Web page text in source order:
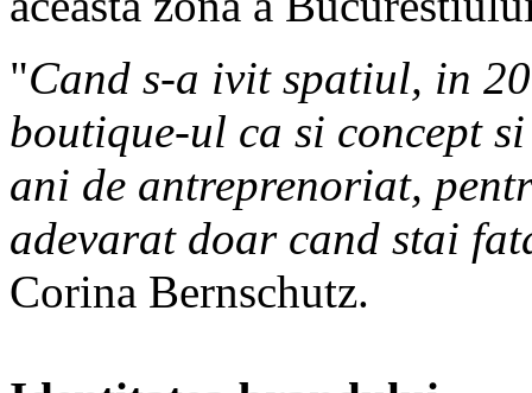
"Cand s-a ivit spatiul, in
boutique-ul ca si concept
ani de antreprenoriat,
adevarat doar cand stai
Corina Bernschutz.